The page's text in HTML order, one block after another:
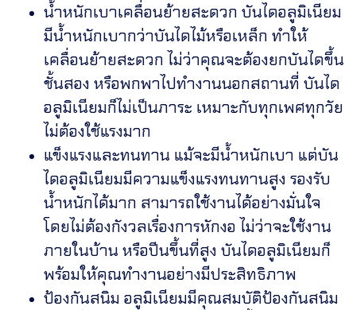
น้ำหนักเบาเคลื่อนย้ายสะดวก บันไดอลูมิเนียม
มีน้ำหนักเบากว่าบันไดไม้หรือเหล็ก ทำให้
เคลื่อนย้ายสะดวก ไม่ว่าคุณจะต้องยกบันไดขึ้น
ชั้นสอง หรือพกพาไปทำงานนอกสถานที่ บันได
อลูมิเนียมก็ไม่เป็นภาระ เหมาะกับทุกเพศทุกวัย
ไม่ต้องใช้แรงมาก
แข็งแรงและทนทาน แม้จะมีน้ำหนักเบา แต่บัน
ไดอลูมิเนียมมีความแข็งแรงทนทานสูง รองรับ
น้ำหนักได้มาก สามารถใช้งานได้อย่างมั่นใจ
โดยไม่ต้องกังวลเรื่องการหักงอ ไม่ว่าจะใช้งาน
ภายในบ้าน หรือปีนขึ้นที่สูง บันไดอลูมิเนียมก็
พร้อมให้คุณทำงานอย่างมีประสิทธิภาพ
ป้องกันสนิม อลูมิเนียมมีคุณสมบัติป้องกันสนิม